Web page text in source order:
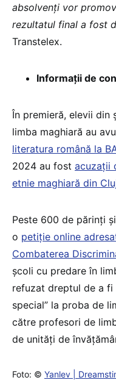
absolvenți vor
rezultatul final a fost
Transtelex.
Informații de
În premieră, elevii din
limba maghiară au
literatura română la
2024 au fost acuzații
etnie maghiară din
Peste 600 de părinți
o petiție online
Combaterea
școli cu predare în
refuzat dreptul de a
special” la proba de
către profesori de
de unități de
Foto: © Yanlev |